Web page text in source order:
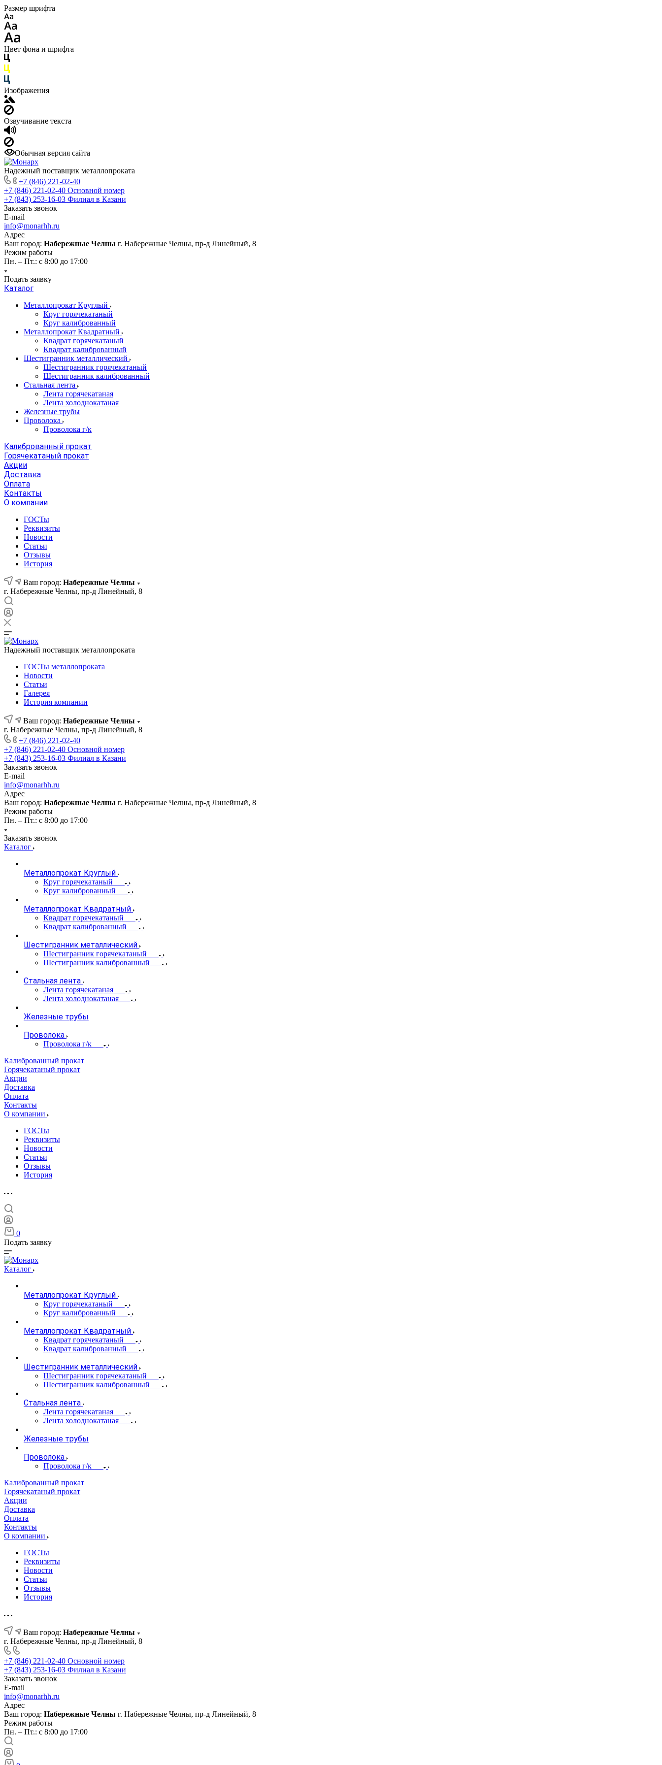
Размер шрифта
Цвет фона и шрифта
Изображения
Озвучивание текста
Обычная версия сайта
Надежный поставщик металлопроката
+7 (846) 221-02-40
+7 (846) 221-02-40 Основной номер
+7 (843) 253-16-03 Филиал в Казани
Заказать звонок
E-mail
info@monarhh.ru
Адрес
Ваш город: Набережные Челны г. Набережные Челны, пр-д Линейный, 8
Режим работы
Пн. – Пт.: с 8:00 до 17:00
Подать заявку
Каталог
Металлопрокат Круглый
Круг горячекатаный
Круг калиброванный
Металлопрокат Квадратный
Квадрат горячекатаный
Квадрат калиброванный
Шестигранник металлический
Шестигранник горячекатаный
Шестигранник калиброванный
Стальная лента
Лента горячекатаная
Лента холоднокатаная
Железные трубы
Проволока
Проволока г/к
Калиброванный прокат
Горячекатаный прокат
Акции
Доставка
Оплата
Контакты
О компании
ГОСТы
Реквизиты
Новости
Статьи
Отзывы
История
Ваш город: Набережные Челны
г. Набережные Челны, пр-д Линейный, 8
Надежный поставщик металлопроката
ГОСТы металлопроката
Новости
Статьи
Галерея
История компании
Ваш город: Набережные Челны
г. Набережные Челны, пр-д Линейный, 8
+7 (846) 221-02-40
+7 (846) 221-02-40 Основной номер
+7 (843) 253-16-03 Филиал в Казани
Заказать звонок
E-mail
info@monarhh.ru
Адрес
Ваш город: Набережные Челны г. Набережные Челны, пр-д Линейный, 8
Режим работы
Пн. – Пт.: с 8:00 до 17:00
Заказать звонок
Каталог
Металлопрокат Круглый
Круг горячекатаный
Круг калиброванный
Металлопрокат Квадратный
Квадрат горячекатаный
Квадрат калиброванный
Шестигранник металлический
Шестигранник горячекатаный
Шестигранник калиброванный
Стальная лента
Лента горячекатаная
Лента холоднокатаная
Железные трубы
Проволока
Проволока г/к
Калиброванный прокат
Горячекатаный прокат
Акции
Доставка
Оплата
Контакты
О компании
ГОСТы
Реквизиты
Новости
Статьи
Отзывы
История
0
Подать заявку
Каталог
Металлопрокат Круглый
Круг горячекатаный
Круг калиброванный
Металлопрокат Квадратный
Квадрат горячекатаный
Квадрат калиброванный
Шестигранник металлический
Шестигранник горячекатаный
Шестигранник калиброванный
Стальная лента
Лента горячекатаная
Лента холоднокатаная
Железные трубы
Проволока
Проволока г/к
Калиброванный прокат
Горячекатаный прокат
Акции
Доставка
Оплата
Контакты
О компании
ГОСТы
Реквизиты
Новости
Статьи
Отзывы
История
Ваш город: Набережные Челны
г. Набережные Челны, пр-д Линейный, 8
+7 (846) 221-02-40 Основной номер
+7 (843) 253-16-03 Филиал в Казани
Заказать звонок
E-mail
info@monarhh.ru
Адрес
Ваш город: Набережные Челны г. Набережные Челны, пр-д Линейный, 8
Режим работы
Пн. – Пт.: с 8:00 до 17:00